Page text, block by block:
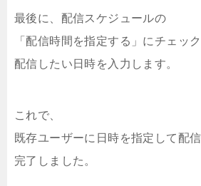
最後に、配信スケジュールの
「配信時間を指定する」にチェック
配信したい日時を入力します。
これで、
既存ユーザーに日時を指定して配
完了しました。